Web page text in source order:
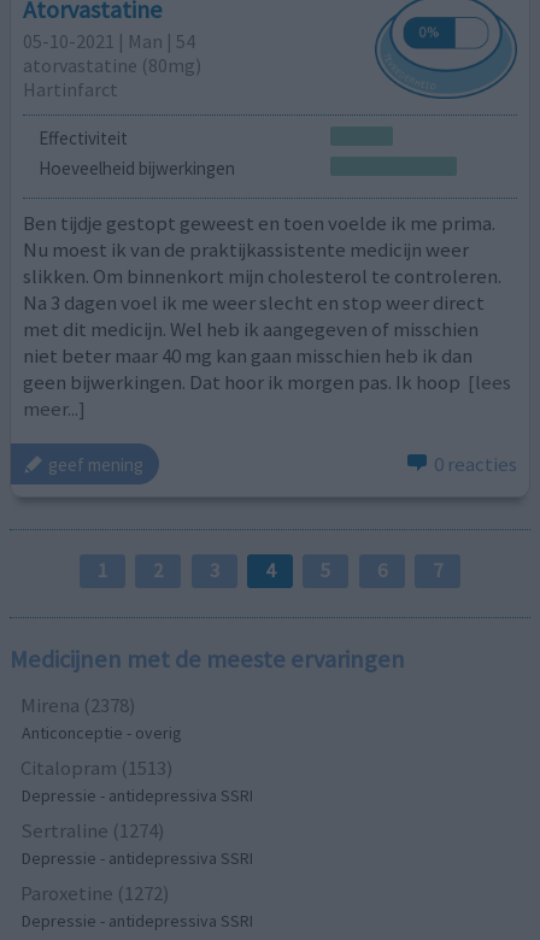
Atorvastatine
05-10-2021 | Man | 54
atorvastatine (80mg)
Hartinfarct
Effectiviteit
Hoeveelheid bijwerkingen
Ben tijdje gestopt geweest en toen voelde ik me prima.
Nu moest ik van de praktijkassistente medicijn weer
slikken. Om binnenkort mijn cholesterol te controleren.
Na 3 dagen voel ik me weer slecht en stop weer direct
met dit medicijn. Wel heb ik aangegeven of misschien
niet beter maar 40 mg kan gaan misschien heb ik dan
geen bijwerkingen. Dat hoor ik morgen pas. Ik hoop [lees
meer...]
geef mening 0 reacties
1 2 3 4 5 6 7
Medicijnen met de meeste ervaringen
Mirena (2378)
Anticonceptie - overig
Citalopram (1513)
Depressie - antidepressiva SSRI
Sertraline (1274)
Depressie - antidepressiva SSRI
Paroxetine (1272)
Depressie - antidepressiva SSRI